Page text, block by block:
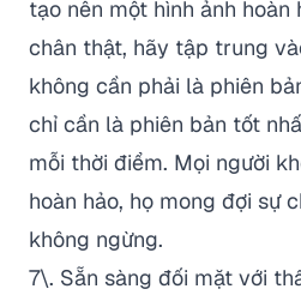
tạo nên một hình ảnh hoàn
chân thật, hãy tập trung
không cần phải là phiên
chỉ cần là phiên bản tốt
mỗi thời điểm. Mọi người
hoàn hảo, họ mong đợi sự
không ngừng.
7\. Sẵn sàng đối mặt với